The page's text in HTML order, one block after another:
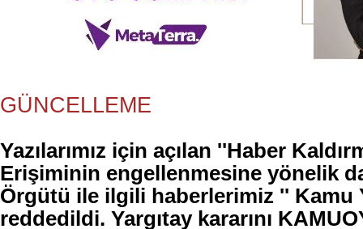
GÜNCELLEME
Yazılarımız için açılan ''Haber
Erişiminin engellenmesine yönelik
Örgütü ile ilgili haberlerimiz '' Kamu
reddedildi. Yargıtay kararını